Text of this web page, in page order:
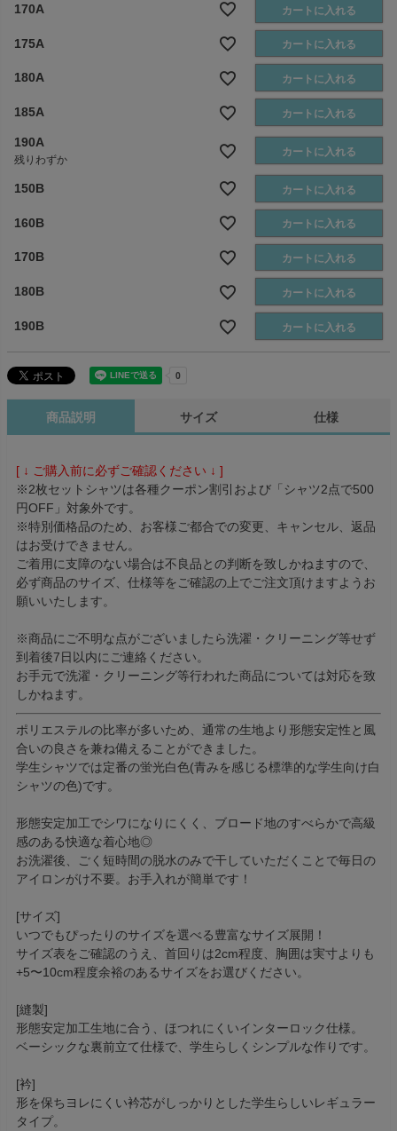
170A カートに入れる
175A カートに入れる
180A カートに入れる
185A カートに入れる
190A
残りわずか
カートに入れる
150B カートに入れる
160B カートに入れる
170B カートに入れる
180B カートに入れる
190B カートに入れる
商品説明 サイズ 仕様
[ ↓ ご購入前に必ずご確認ください ↓ ]
※2枚セットシャツは各種クーポン割引および「シャツ2点で500
円OFF」対象外です。
※特別価格品のため、お客様ご都合での変更、キャンセル、返品
はお受けできません。
ご着用に支障のない場合は不良品との判断を致しかねますので、
必ず商品のサイズ、仕様等をご確認の上でご注文頂けますようお
願いいたします。
※商品にご不明な点がございましたら洗濯・クリーニング等せず
到着後7日以内にご連絡ください。
お手元で洗濯・クリーニング等行われた商品については対応を致
しかねます。
ポリエステルの比率が多いため、通常の生地より形態安定性と風
合いの良さを兼ね備えることができました。
学生シャツでは定番の蛍光白色(青みを感じる標準的な学生向け白
シャツの色)です。
形態安定加工でシワになりにくく、ブロード地のすべらかで高級
感のある快適な着心地◎
お洗濯後、ごく短時間の脱水のみで干していただくことで毎日の
アイロンがけ不要。お手入れが簡単です！
[サイズ]
いつでもぴったりのサイズを選べる豊富なサイズ展開！
サイズ表をご確認のうえ、首回りは2cm程度、胸囲は実寸よりも
+5〜10cm程度余裕のあるサイズをお選びください。
[縫製]
形態安定加工生地に合う、ほつれにくいインターロック仕様。
ベーシックな裏前立て仕様で、学生らしくシンプルな作りです。
[衿]
形を保ちヨレにくい衿芯がしっかりとした学生らしいレギュラー
タイプ。